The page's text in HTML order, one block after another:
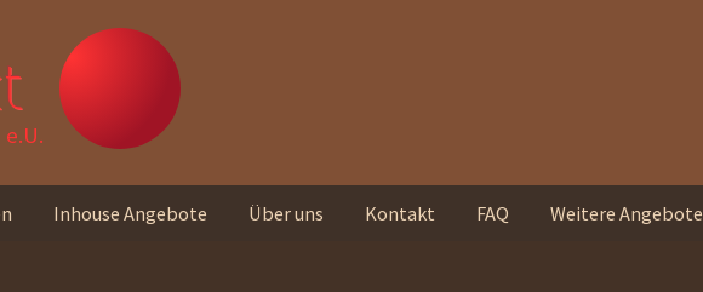
e.U.
Inhouse Angebote Über uns Kontakt FAQ Weitere Angebote